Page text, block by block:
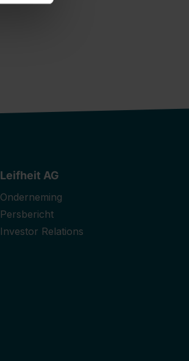
Leifheit AG
Onderneming
Persbericht
Investor Relations